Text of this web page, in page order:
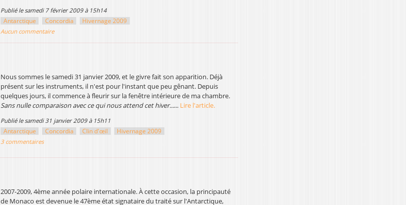
publié le samedi 7 février 2009 à 15h14
Antarctique
Concordia
Hivernage 2009
Aucun commentaire
Nous sommes le samedi 31 janvier 2009, et le givre fait son apparition. Déjà
présent sur les instruments, il n'est pour l'instant que peu gênant. Depuis
quelques jours, il commence à fleurir sur la fenêtre intérieure de ma chambre.
Sans nulle comparaison avec ce qui nous attend cet hiver...... Lire l'article.
publié le samedi 31 janvier 2009 à 15h11
Antarctique
Concordia Clin d'œil
Hivernage 2009
3 commentaires
2007-2009, 4ème année polaire internationale. À cette occasion, la principauté
de Monaco est devenue le 47ème état signataire du traité sur l'Antarctique,